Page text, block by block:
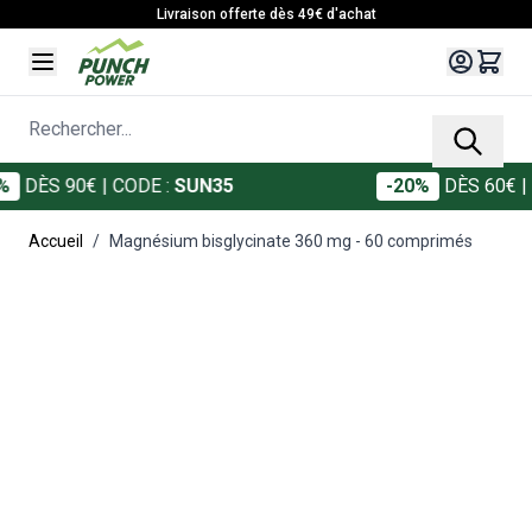
Livraison offerte dès 49€ d'achat
Rechercher...
| CODE :SUN35 DÈS 60€| CODE :
Accueil / Magnésium bisglycinate 360 mg - 60 comprimés